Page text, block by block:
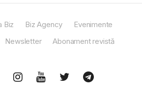
Biz Biz Agency
Evenimente
Newsletter Abonament revistă